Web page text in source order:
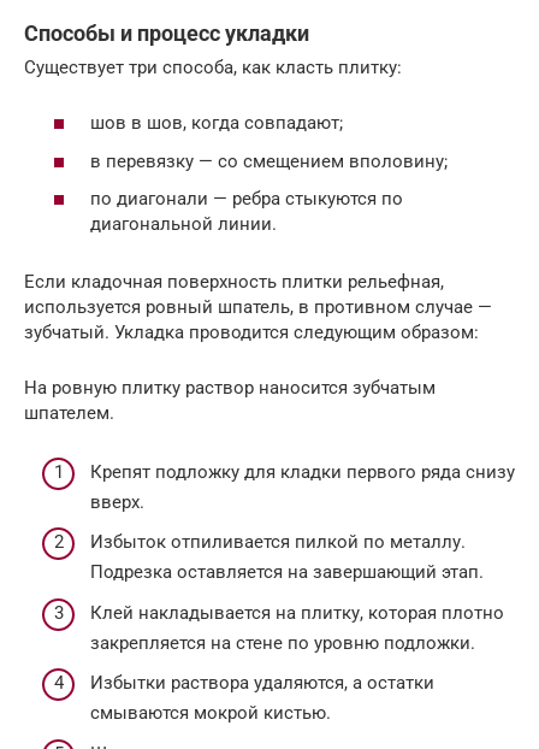
Способы и процесс укладки
Существует три способа, как класть плитку:
шов в шов, когда совпадают;
в перевязку — со смещением вполовину;
по диагонали — ребра стыкуются по
диагональной линии.
Если кладочная поверхность плитки рельефная,
используется ровный шпатель, в противном случае —
зубчатый. Укладка проводится следующим образом:
На ровную плитку раствор наносится зубчатым
шпателем.
Крепят подложку для кладки первого ряда снизу
вверх.
Избыток отпиливается пилкой по металлу.
Подрезка оставляется на завершающий этап.
Клей накладывается на плитку, которая плотно
закрепляется на стене по уровню подложки.
Избытки раствора удаляются, а остатки
смываются мокрой кистью.